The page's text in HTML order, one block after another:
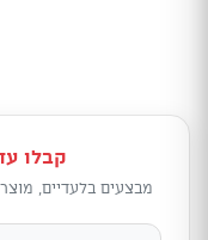
קבלו
מבצעים בלעדיים,